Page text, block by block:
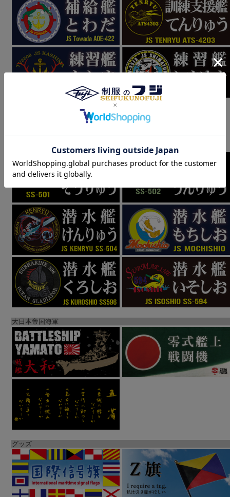
大日本帝国海軍
グッズ